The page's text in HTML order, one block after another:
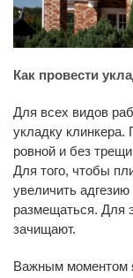
Как провести
Для всех видов
укладку
ровной и без
Для того, чтобы
увеличить
размещаться. Для
зачищают.
Важным моментом